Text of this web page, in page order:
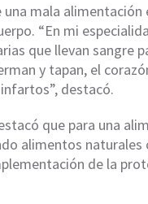
mala
“En mi
que llevan sangre
y tapan, el
destacó.
que para una
alimentos
de la